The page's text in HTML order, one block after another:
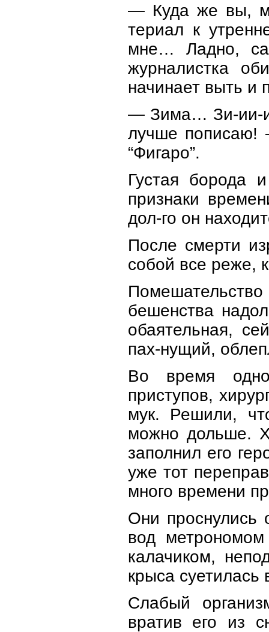
— Куда же вы,
териал к
мне… Ладно,
журналистка
начинает выть и
— Зима… Зи-ии-
лучше пописаю!
“Фигаро”.
Густая борода
признаки
дол-го он
После смерти
собой все реже,
бешенства
обаятельная,
пах-нущий,
Во время
приступов,
мук. Решили,
можно дольше.
заполнил его
уже тот
много времени
Они проснулись
вод
калачиком,
крыса суетилась
Слабый
вратив его из